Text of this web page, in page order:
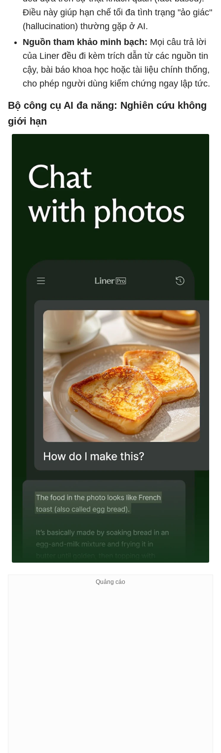
Điều này giúp hạn chế tối đa tình trạng "ảo giác"
(hallucination) thường gặp ở AI.
Nguồn tham khảo minh bạch: Mọi câu trả lời
của Liner đều đi kèm trích dẫn từ các nguồn tin
cậy, bài báo khoa học hoặc tài liệu chính thống,
cho phép người dùng kiểm chứng ngay lập tức.
Bộ công cụ AI đa năng: Nghiên cứu không
giới hạn